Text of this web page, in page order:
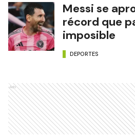
Messi se
récord que
imposible
DEPORTES
Ads